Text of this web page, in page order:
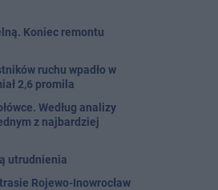
Koniec remontu
ruchu wpadło w
2,6 promila
Według analizy
z najbardziej
utrudnienia
Rojewo-Inowrocław